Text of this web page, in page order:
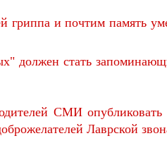
гриппа и почтим память
должен стать
СМИ
Лаврской